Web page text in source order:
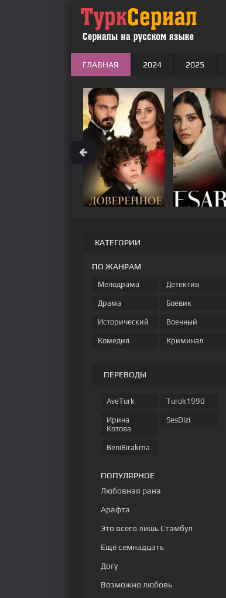
311 серия
КАТЕГОРИИ
ПО ЖАНРАМ
Мелодрама
Драма
Исторический
Комедия
Детектив
Боевик
Военный
Криминал
ПЕРЕВОДЫ
AveTurk
Ирина
Котова
BeniBirakma
Turok1990
SesDizi
ПОПУЛЯРНОЕ
Любовная рана
Арафта
Это всего лишь Стамбул
Ещё семнадцать
Догу
Возможно любовь
ГЛАВНАЯ 2024 2025